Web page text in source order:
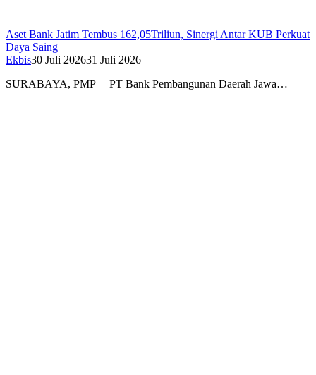
Aset Bank Jatim Tembus 162,05Triliun, Sinergi Antar KUB Perkuat
Daya Saing
Ekbis30 Juli 202631 Juli 2026
SURABAYA, PMP – PT Bank Pembangunan Daerah Jawa…